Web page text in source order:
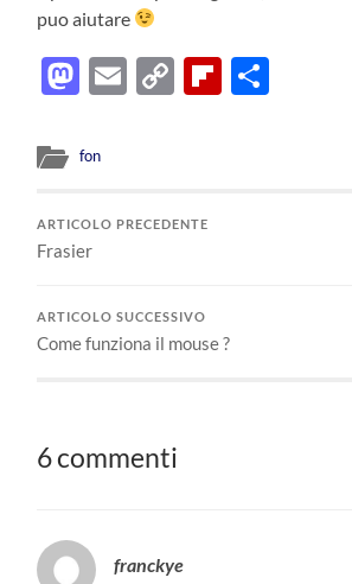
puo aiutare
Mastodon
EmailCopy
fon
ARTICOLO PRECEDENTE
Frasier
ARTICOLO SUCCESSIVO
Come funziona il mouse ?
6 commenti
franckye